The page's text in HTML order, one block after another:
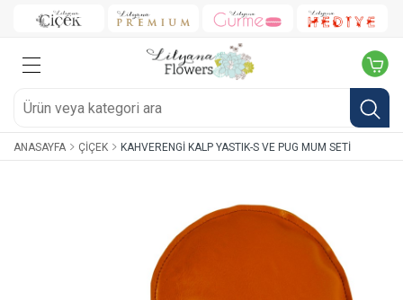
ANASAYFA ÇIÇEK KAHVERENGI KALP YASTIK-S VE PUG MUM SETI